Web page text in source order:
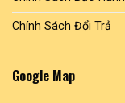
Chính Sách Đổi Trả
Google Map